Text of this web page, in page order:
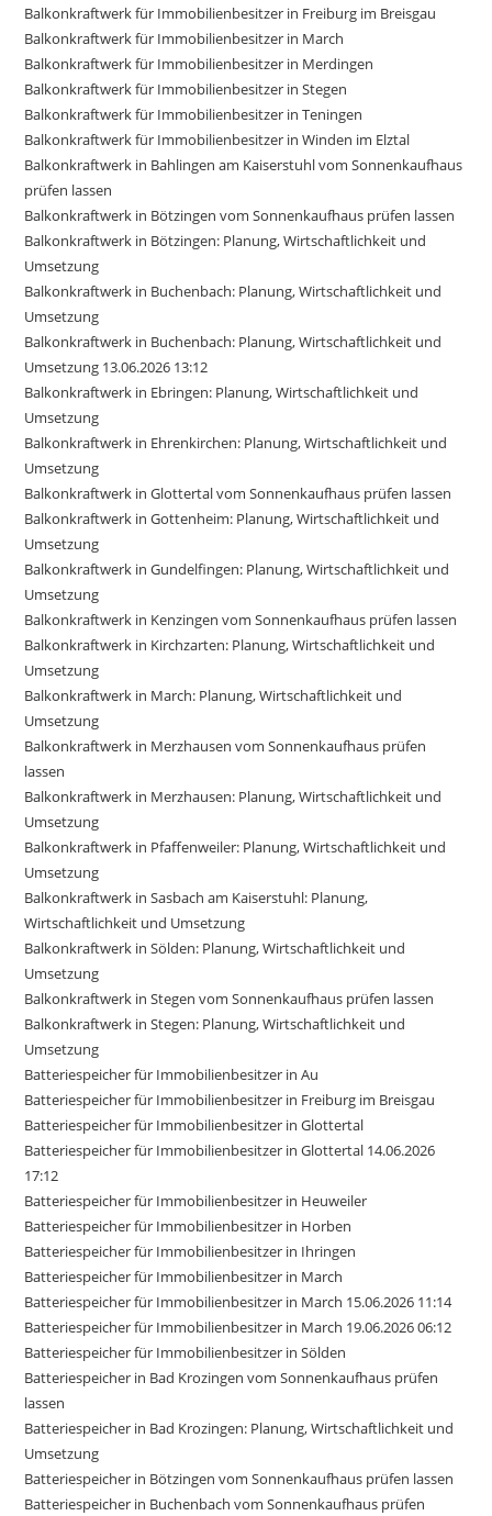
Balkonkraftwerk für Immobilienbesitzer in Freiburg im Breisgau
Balkonkraftwerk für Immobilienbesitzer in March
Balkonkraftwerk für Immobilienbesitzer in Merdingen
Balkonkraftwerk für Immobilienbesitzer in Stegen
Balkonkraftwerk für Immobilienbesitzer in Teningen
Balkonkraftwerk für Immobilienbesitzer in Winden im Elztal
Balkonkraftwerk in Bahlingen am Kaiserstuhl vom Sonnenkaufhaus
prüfen lassen
Balkonkraftwerk in Bötzingen vom Sonnenkaufhaus prüfen lassen
Balkonkraftwerk in Bötzingen: Planung, Wirtschaftlichkeit und
Umsetzung
Balkonkraftwerk in Buchenbach: Planung, Wirtschaftlichkeit und
Umsetzung
Balkonkraftwerk in Buchenbach: Planung, Wirtschaftlichkeit und
Umsetzung 13.06.2026 13:12
Balkonkraftwerk in Ebringen: Planung, Wirtschaftlichkeit und
Umsetzung
Balkonkraftwerk in Ehrenkirchen: Planung, Wirtschaftlichkeit und
Umsetzung
Balkonkraftwerk in Glottertal vom Sonnenkaufhaus prüfen lassen
Balkonkraftwerk in Gottenheim: Planung, Wirtschaftlichkeit und
Umsetzung
Balkonkraftwerk in Gundelfingen: Planung, Wirtschaftlichkeit und
Umsetzung
Balkonkraftwerk in Kenzingen vom Sonnenkaufhaus prüfen lassen
Balkonkraftwerk in Kirchzarten: Planung, Wirtschaftlichkeit und
Umsetzung
Balkonkraftwerk in March: Planung, Wirtschaftlichkeit und
Umsetzung
Balkonkraftwerk in Merzhausen vom Sonnenkaufhaus prüfen
lassen
Balkonkraftwerk in Merzhausen: Planung, Wirtschaftlichkeit und
Umsetzung
Balkonkraftwerk in Pfaffenweiler: Planung, Wirtschaftlichkeit und
Umsetzung
Balkonkraftwerk in Sasbach am Kaiserstuhl: Planung,
Wirtschaftlichkeit und Umsetzung
Balkonkraftwerk in Sölden: Planung, Wirtschaftlichkeit und
Umsetzung
Balkonkraftwerk in Stegen vom Sonnenkaufhaus prüfen lassen
Balkonkraftwerk in Stegen: Planung, Wirtschaftlichkeit und
Umsetzung
Batteriespeicher für Immobilienbesitzer in Au
Batteriespeicher für Immobilienbesitzer in Freiburg im Breisgau
Batteriespeicher für Immobilienbesitzer in Glottertal
Batteriespeicher für Immobilienbesitzer in Glottertal 14.06.2026
17:12
Batteriespeicher für Immobilienbesitzer in Heuweiler
Batteriespeicher für Immobilienbesitzer in Horben
Batteriespeicher für Immobilienbesitzer in Ihringen
Batteriespeicher für Immobilienbesitzer in March
Batteriespeicher für Immobilienbesitzer in March 15.06.2026 11:14
Batteriespeicher für Immobilienbesitzer in March 19.06.2026 06:12
Batteriespeicher für Immobilienbesitzer in Sölden
Batteriespeicher in Bad Krozingen vom Sonnenkaufhaus prüfen
lassen
Batteriespeicher in Bad Krozingen: Planung, Wirtschaftlichkeit und
Umsetzung
Batteriespeicher in Bötzingen vom Sonnenkaufhaus prüfen lassen
Batteriespeicher in Buchenbach vom Sonnenkaufhaus prüfen